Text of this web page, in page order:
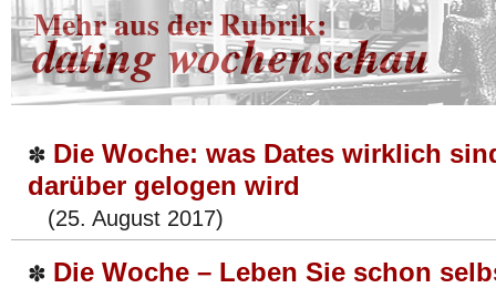
Mehr aus der Rubrik:
dating wochenschau
✽ Die Woche: was Dates wirklich
darüber gelogen wird
(25. August 2017)
✽ Die Woche – Leben Sie schon